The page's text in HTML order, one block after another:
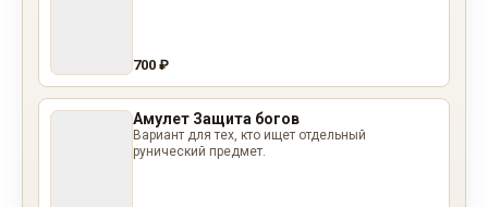
700 ₽
Амулет Защита богов
Вариант для тех, кто ищет отдельный
рунический предмет.